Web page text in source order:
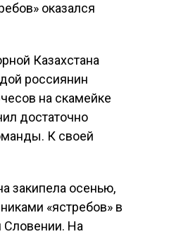
оказался
Казахстана
россиянин
на скамейке
достаточно
К своей
закипела осенью,
«ястребов» в
Словении. На